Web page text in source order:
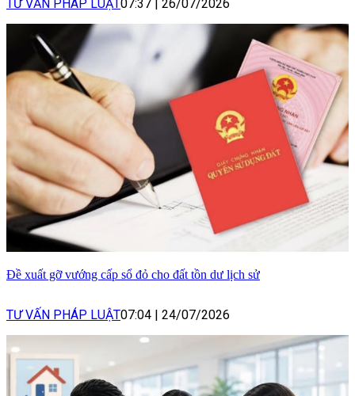
TƯ VẤN PHÁP LUẬT07:37 26/07/2026
Đề xuất gỡ vướng cấp sổ đỏ cho đất tồn dư lịch sử
TƯ VẤN PHÁP LUẬT07:04 24/07/2026